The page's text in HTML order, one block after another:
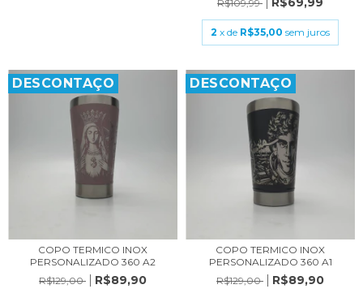
R$109,99
2 x de R$35,00 sem juros
DESCONTAÇO
COPO TERMICO INOX
PERSONALIZADO 360 A2
R$129,00
R$89,90
DESCONTAÇO
COPO TERMICO INOX
PERSONALIZADO 360 A1
R$129,00
R$89,90